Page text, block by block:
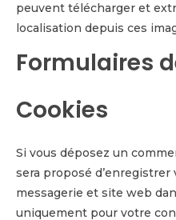
peuvent télécharger et
localisation depuis ces
Formulaires
Cookies
Si vous déposez un
sera proposé d’enregistrer
messagerie et site web
uniquement pour votre